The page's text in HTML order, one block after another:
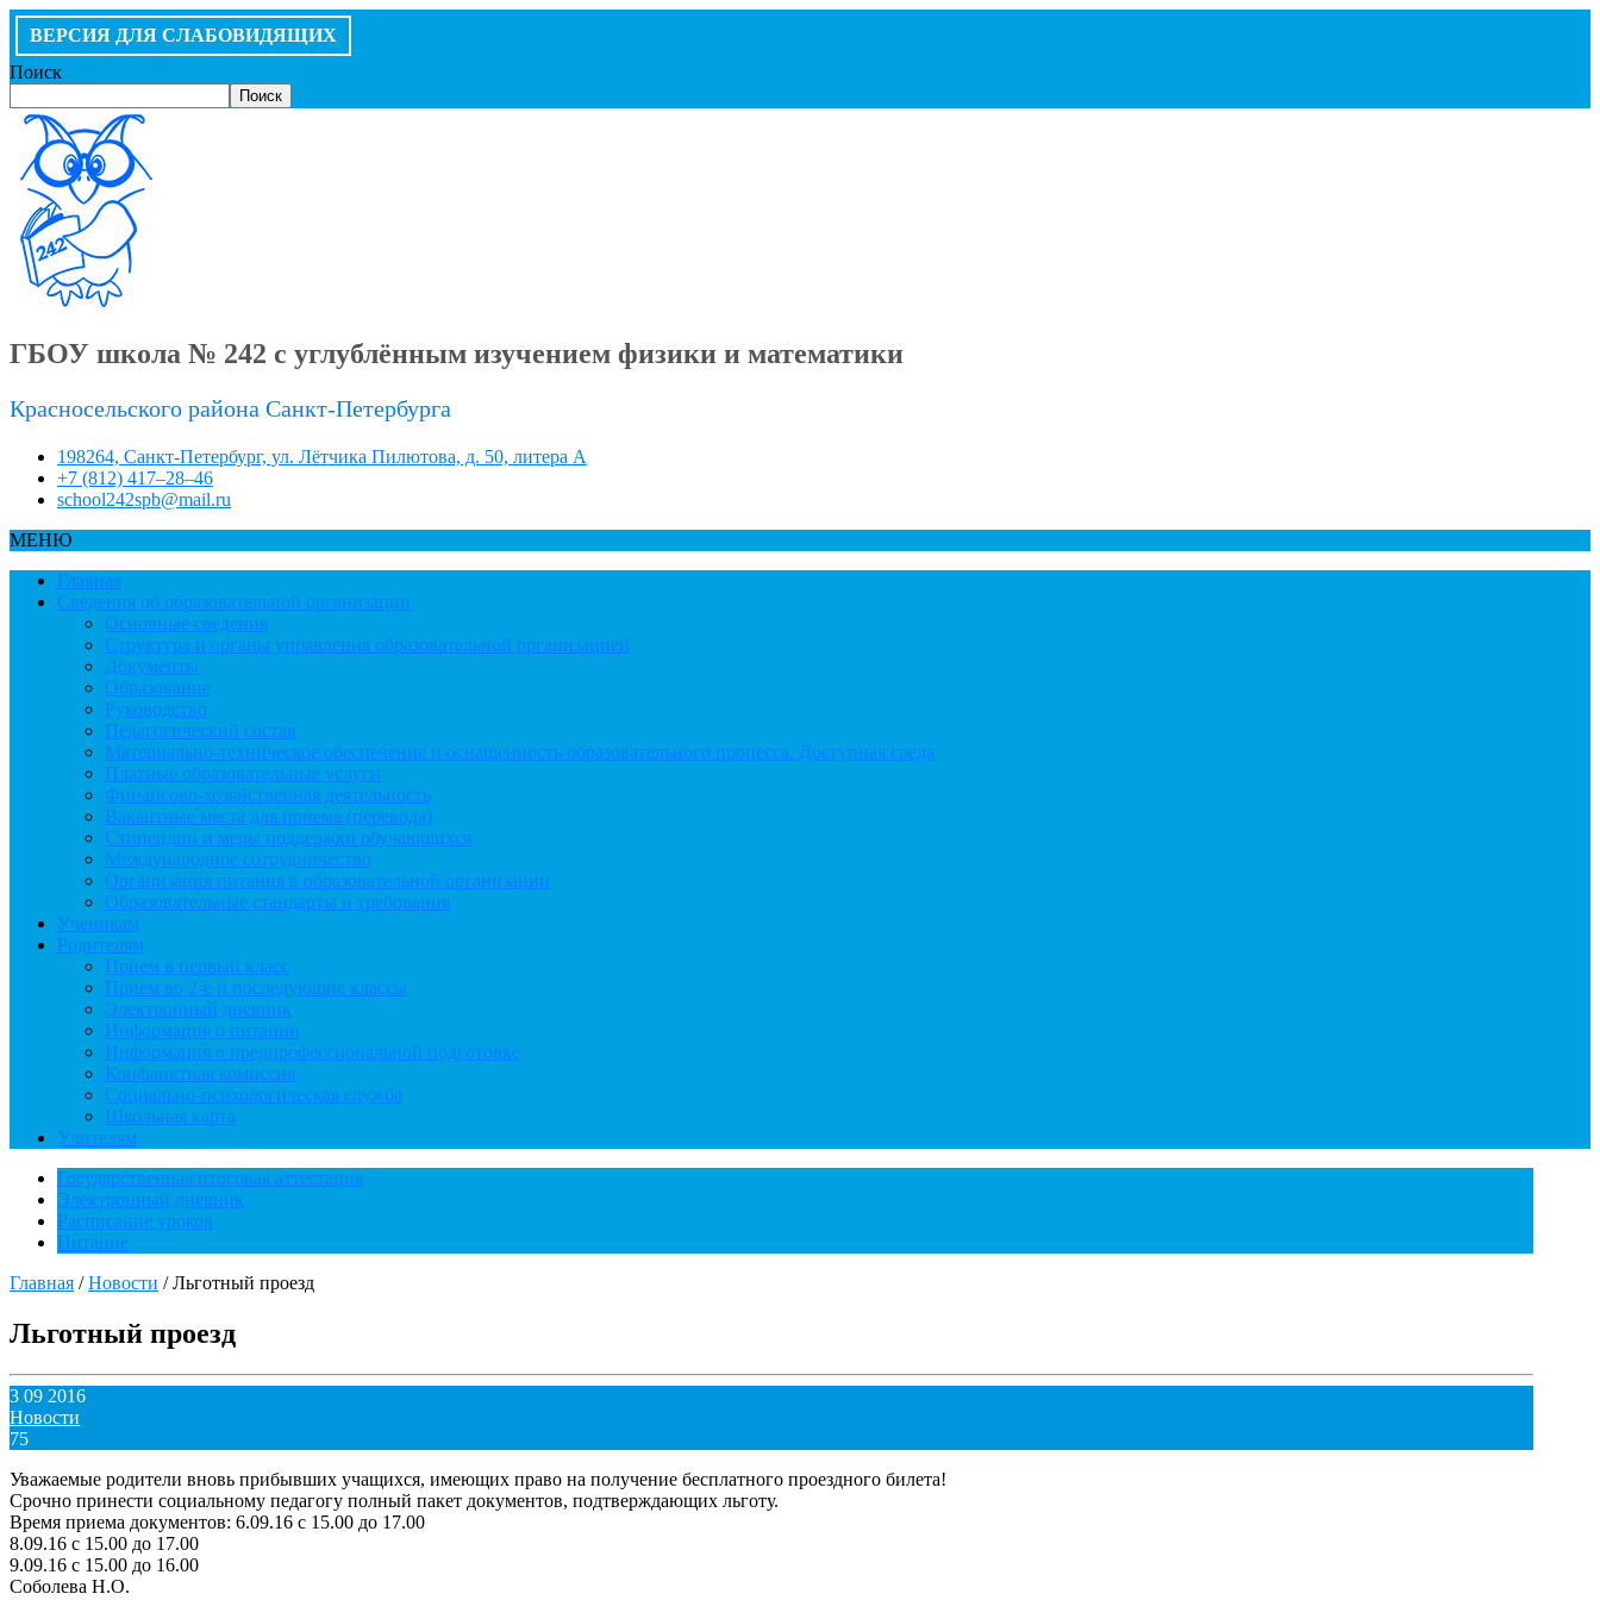
ВЕРСИЯ ДЛЯ СЛАБОВИДЯЩИХ
Поиск
Поиск
ГБОУ школа № 242 с углублённым изучением физики и математики
Красносельского района Санкт-Петербурга
198264, Санкт-Петербург, ул. Лётчика Пилютова, д. 50, литера А
+7 (812) 417–28–46
school242spb@mail.ru
МЕНЮ
Главная
Сведения об образовательной организации
Основные сведения
Структура и органы управления образовательной организацией
Документы
Образование
Руководство
Педагогический состав
Материально-техническое обеспечение и оснащенность образовательного процесса. Доступная среда
Платные образовательные услуги
Финансово-хозяйственная деятельность
Вакантные места для приема (перевода)
Стипендии и меры поддержки обучающихся
Международное сотрудничество
Организация питания в образовательной организации
Образовательные стандарты и требования
Ученикам
Родителям
Прием в первый класс
Прием во 2-е и последующие классы
Электронный дневник
Информация о питании
Информация о предпрофессиональной подготовке
Конфликтная комиссия
Социально-психологическая служба
Школьная карта
Учителям
Государственная итоговая аттестация
Электронный дневник
Расписание уроков
Питание
Главная /Новости /Льготный проезд
Льготный проезд
3 09 2016
Новости
75
Уважаемые родители вновь прибывших учащихся, имеющих право на получение бесплатного проездного билета!
Срочно принести социальному педагогу полный пакет документов, подтверждающих льготу.
Время приема документов: 6.09.16 с 15.00 до 17.00
8.09.16 с 15.00 до 17.00
9.09.16 с 15.00 до 16.00
Соболева Н.О.